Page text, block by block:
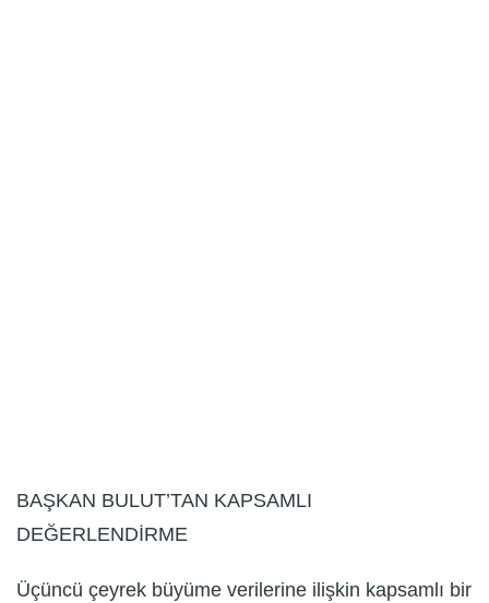
BAŞKAN BULUT’TAN KAPSAMLI
DEĞERLENDİRME
Üçüncü çeyrek büyüme verilerine ilişkin kapsamlı bir